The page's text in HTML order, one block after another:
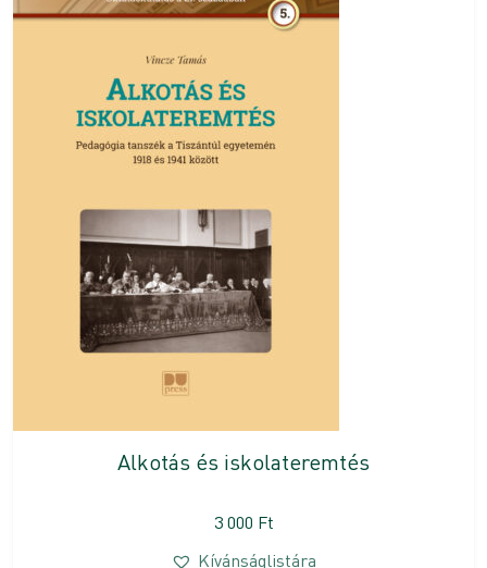
Alkotás és iskolateremtés
3 000 Ft
Kívánságlistára